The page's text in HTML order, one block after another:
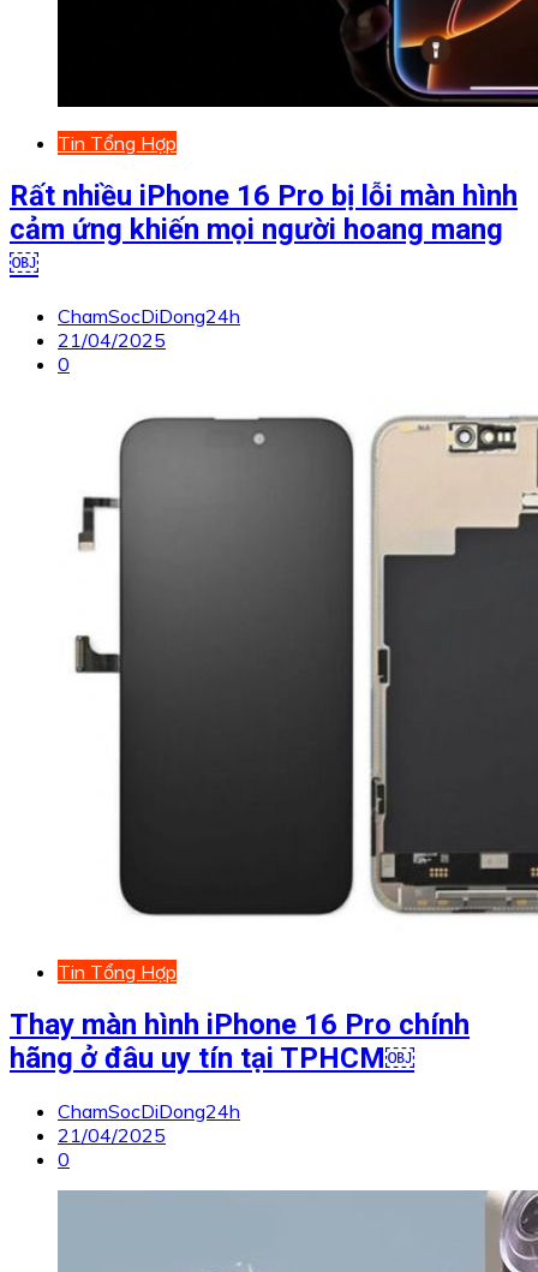
Tin Tổng Hợp
Rất nhiều iPhone 16 Pro bị lỗi màn hình
cảm ứng khiến mọi người hoang mang
￼
ChamSocDiDong24h
21/04/2025
0
Tin Tổng Hợp
Thay màn hình iPhone 16 Pro chính
hãng ở đâu uy tín tại TPHCM￼
ChamSocDiDong24h
21/04/2025
0